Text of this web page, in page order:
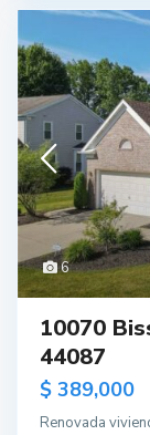
6
10070
44087
$ 389,000
Renovada